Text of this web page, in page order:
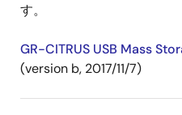
す。
GR-CITRUS USB Mass
(version b, 2017/11/7)